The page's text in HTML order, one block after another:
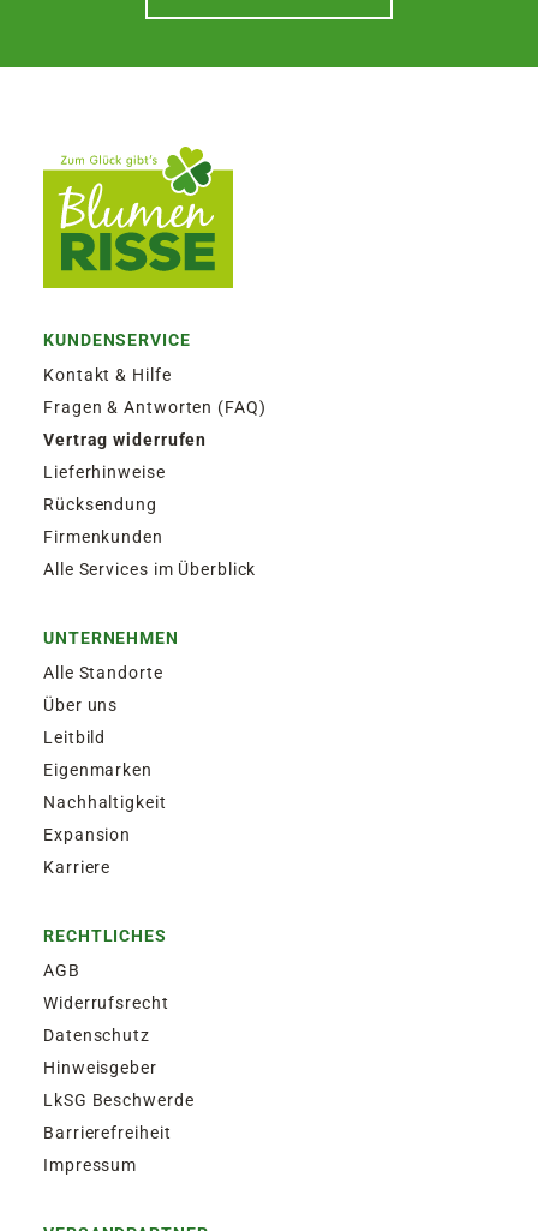
KUNDENSERVICE
Kontakt & Hilfe
Fragen & Antworten (FAQ)
Vertrag widerrufen
Lieferhinweise
Rücksendung
Firmenkunden
Alle Services im Überblick
UNTERNEHMEN
Alle Standorte
Über uns
Leitbild
Eigenmarken
Nachhaltigkeit
Expansion
Karriere
RECHTLICHES
AGB
Widerrufsrecht
Datenschutz
Hinweisgeber
LkSG Beschwerde
Barrierefreiheit
Impressum